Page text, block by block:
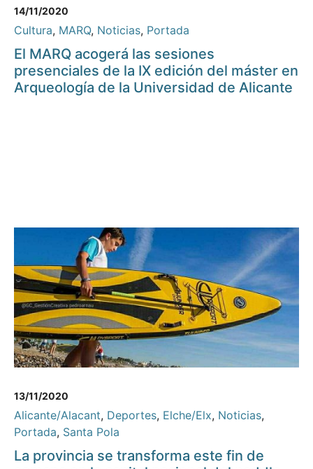
14/11/2020
Cultura, MARQ, Noticias, Portada
El MARQ acogerá las sesiones
presenciales de la IX edición del máster en
Arqueología de la Universidad de Alicante
13/11/2020
Alicante/Alacant, Deportes, Elche/Elx, Noticias,
Portada, Santa Pola
La provincia se transforma este fin de